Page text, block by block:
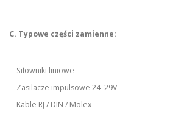
C. Typowe części zamienne:
Siłowniki liniowe
Zasilacze impulsowe 24–29V
Kable RJ / DIN / Molex